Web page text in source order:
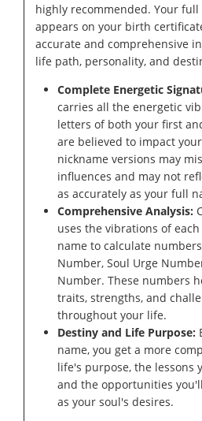
highly recommended. Your
appears on your birth
accurate and comprehensive
life path, personality, and
Complete Energetic
carries all the energetic
letters of both your first
are believed to impact
nickname versions may
influences and may not
as accurately as your full
Comprehensive Analysis:
uses the vibrations of
name to calculate
Number, Soul Urge
Number. These numbers
traits, strengths, and
throughout your life.
Destiny and Life Purpose:
name, you get a more
life's purpose, the lessons
and the opportunities
as your soul's desires.